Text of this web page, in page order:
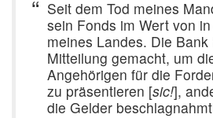
Seit dem Tod meines
sein Fonds im Wert von
meines Landes. Die
Mitteilung gemacht, um
Angehörigen für die
zu präsentieren [sic!],
die Gelder